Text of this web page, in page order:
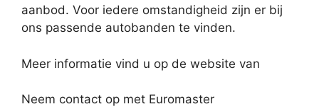
aanbod. Voor iedere omstandigheid zijn er bij
ons passende autobanden te vinden.
Meer informatie vind u op de website van
Neem contact op met Euromaster